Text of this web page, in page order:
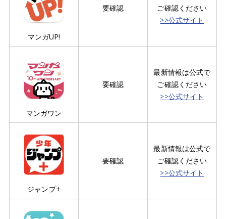
マンガUP!
要確認
ご確認ください
>>公式サイト
マンガワン
要確認
最新情報は公式で
ご確認ください
>>公式サイト
ジャンプ+
要確認
最新情報は公式で
ご確認ください
>>公式サイト